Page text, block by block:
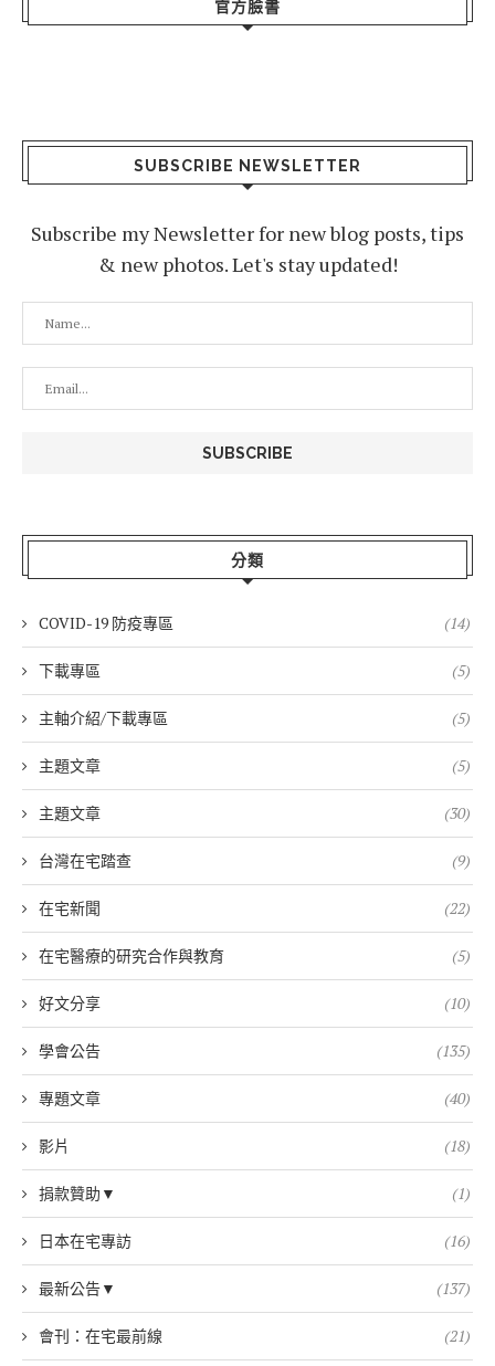
官方臉書
SUBSCRIBE NEWSLETTER
Subscribe my Newsletter for new blog posts, tips
& new photos. Let's stay updated!
分類
COVID-19 防疫專區 (14)
下載專區 (5)
主軸介紹/下載專區 (5)
主題文章 (5)
主題文章 (30)
台灣在宅踏查 (9)
在宅新聞 (22)
在宅醫療的研究合作與教育 (5)
好文分享 (10)
學會公告 (135)
專題文章 (40)
影片 (18)
捐款贊助▼ (1)
日本在宅專訪 (16)
最新公告▼ (137)
會刊：在宅最前線 (21)